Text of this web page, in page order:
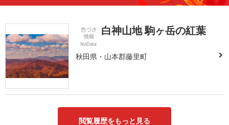
白神山地 駒ヶ岳の紅葉
秋田県・山本郡藤里町
閲覧履歴をもっと見る